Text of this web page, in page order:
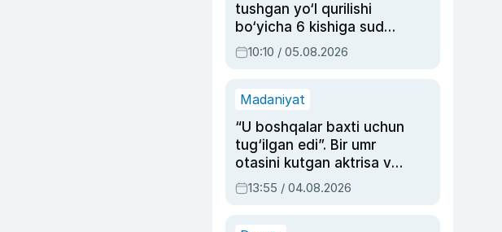
tushgan yo‘l qurilishi
bo‘yicha 6 kishiga sud
hukmi o‘qildi
10:10 / 05.08.2026
Madaniyat
“U boshqalar baxti uchun
tug‘ilgan edi”. Bir umr
otasini kutgan aktrisa va
dublyaj ustasi Rimma
Ahmedovaning
13:55 / 04.08.2026